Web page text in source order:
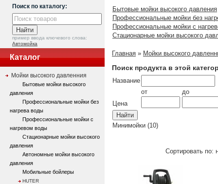
Поиск по каталогу:
пример ввода ключевого слова:
Автомойка
Каталог
Мойки высокого давленния
Бытовые мойки высокого
давления
Профессиональные мойки без
нагрева воды
Профессиональные мойки с
нагревом воды
Стационарные мойки высокого
давления
Автономные мойки высокого
давления
Мобильные бойлеры
HUTER
Бытовые мойки высокого давления
Профессиональные мойки без
Профессиональные мойки с
Стационарные мойки высокого
Главная » Мойки высокого
Поиск продукта в этой
Название
Цена
от до
Минимойки (10)
Сортировать по: